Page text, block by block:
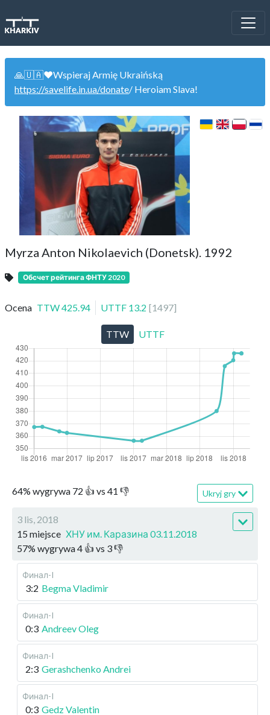
🙏🇺🇦❤️Wspieraj Armię Ukraińską
https://savelife.in.ua/donate/ Heroiam Slava!
Myrza Anton Nikolaevich (Donetsk). 1992
Обсчет рейтинга ФНТУ 2020
Ocena TTW425.94 UTTF 13.2 [1497]
64% wygrywa 72 👍 vs 41 👎 Ukryj gry
3 lis, 2018
15 miejsce ХНУ им. Каразина 03.11.2018
57% wygrywa4 👍 vs 3👎
Финал-I
3:2 Begma Vladimir
Финал-I
0:3 Andreev Oleg
Финал-I
2:3 Gerashchenko Andrei
Финал-I
0:3 Gedz Valentin
TTW UTTF